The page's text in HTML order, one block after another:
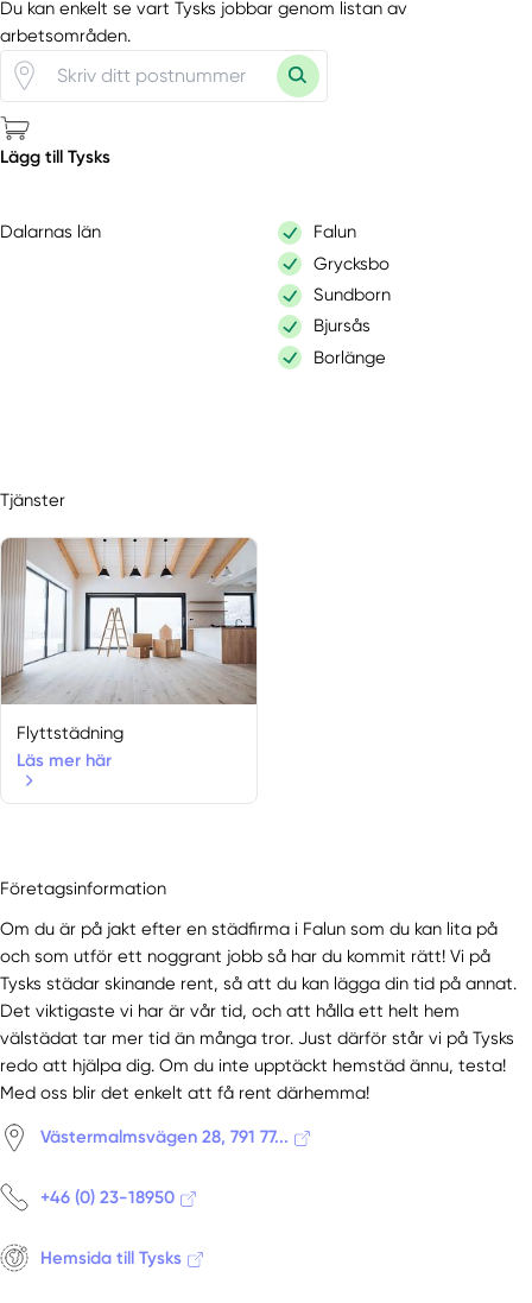
Du kan enkelt se vart Tysks jobbar genom listan av
arbetsområden.
Lägg till Tysks
Dalarnas län
Falun
Grycksbo
Sundborn
Bjursås
Borlänge
Tjänster
Flyttstädning
Läs mer här
Företagsinformation
Om du är på jakt efter en städfirma i Falun som du kan lita på
och som utför ett noggrant jobb så har du kommit rätt! Vi på
Tysks städar skinande rent, så att du kan lägga din tid på annat.
Det viktigaste vi har är vår tid, och att hålla ett helt hem
välstädat tar mer tid än många tror. Just därför står vi på Tysks
redo att hjälpa dig. Om du inte upptäckt hemstäd ännu, testa!
Med oss blir det enkelt att få rent därhemma!
Västermalmsvägen 28, 791 77...
+46 (0) 23-18950
Hemsida till Tysks